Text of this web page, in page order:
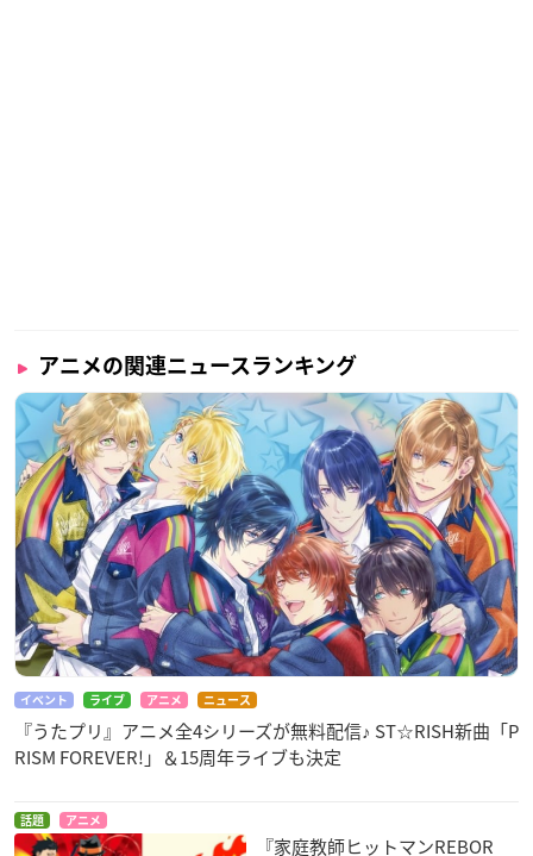
アニメの関連ニュースランキング
イベント ライブ アニメ ニュース
『うたプリ』アニメ全4シリーズが無料配信♪ ST☆RISH新曲「P
RISM FOREVER!」＆15周年ライブも決定
話題 アニメ
『家庭教師ヒットマンREBOR